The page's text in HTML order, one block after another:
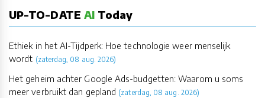
UP-TO-DATE AI Today
Ethiek in het AI-Tijdperk: Hoe technologie weer menselijk
wordt (zaterdag, 08 aug. 2026)
Het geheim achter Google Ads-budgetten: Waarom u soms
meer verbruikt dan gepland (zaterdag, 08 aug. 2026)